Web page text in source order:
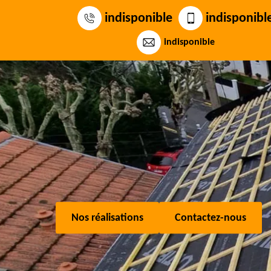
indisponible
indisponible
Nos réalisations Contactez-nous